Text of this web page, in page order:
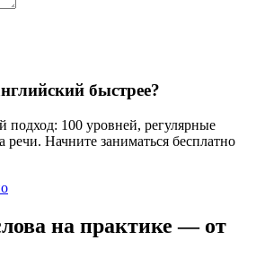
быстрее?
подход: 100 уровней, регулярные
речи. Начните заниматься бесплатно
на практике — от